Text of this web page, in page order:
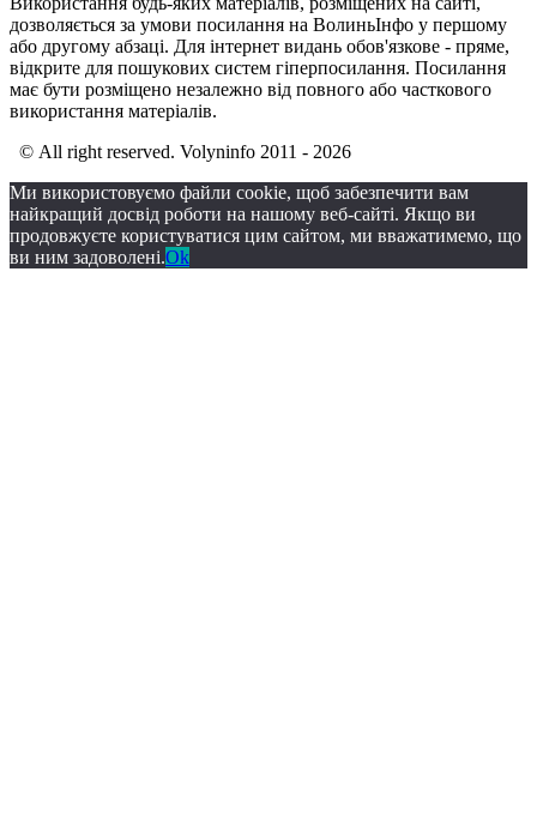
дозволяється за умови посилання на ВолиньІнфо у першому
або другому абзаці. Для інтернет видань обов'язкове - пряме,
відкрите для пошукових систем гіперпосилання. Посилання
має бути розміщено незалежно від повного або часткового
використання матеріалів.
© All right reserved. Volyninfo 2011 - 2026
Ми використовуємо файли cookie, щоб забезпечити вам
найкращий досвід роботи на нашому веб-сайті. Якщо ви
продовжуєте користуватися цим сайтом, ми вважатимемо, що
ви ним задоволені.Ok